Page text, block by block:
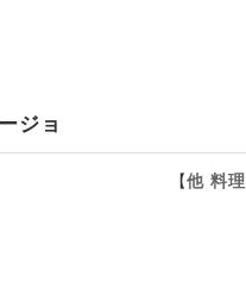
ジョ
【他 料理